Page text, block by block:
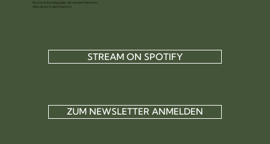
Konzertankündigungen, die neusten News etc.
Alles direkt in dein Postfach!
STREAM ON SPOTIFY
ZUM NEWSLETTER ANMELDEN